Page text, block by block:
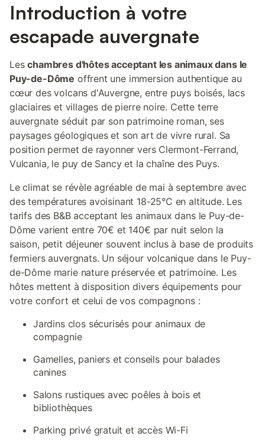
Introduction à votre
escapade auvergnate
Leschambres d'hôtes acceptant les animaux dans le
Puy-de-Dôme offrent une immersion authentique au
cœur des volcans d'Auvergne, entre puys boisés, lacs
glaciaires et villages de pierre noire. Cette terre
auvergnate séduit par son patrimoine roman, ses
paysages géologiques et son art de vivre rural. Sa
position permet de rayonner vers Clermont-Ferrand,
Vulcania, le puy de Sancy et la chaîne des Puys.
Le climat se révèle agréable de mai à septembre avec
des températures avoisinant 18-25°C en altitude. Les
tarifs des B&B acceptant les animaux dans le Puy-de-
Dôme varient entre 70€ et 140€ par nuit selon la
saison, petit déjeuner souvent inclus à base de produits
fermiers auvergnats. Un séjour volcanique dans le Puy-
de-Dôme marie nature préservée et patrimoine. Les
hôtes mettent à disposition divers équipements pour
votre confort et celui de vos compagnons :
Jardins clos sécurisés pour animaux de
compagnie
Gamelles, paniers et conseils pour balades
canines
Salons rustiques avec poêles à bois et
bibliothèques
Parking privé gratuit et accès Wi-Fi